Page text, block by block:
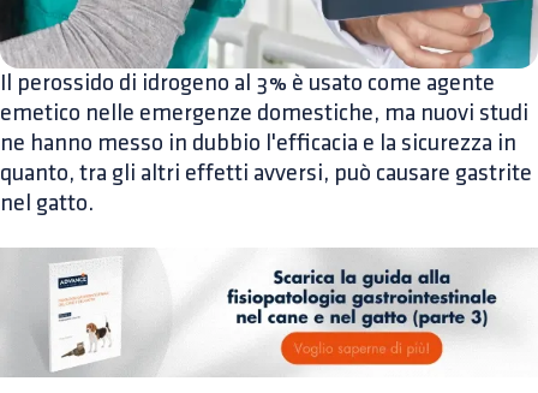
Il perossido di idrogeno al 3% è usato come agente
emetico nelle emergenze domestiche, ma nuovi studi
ne hanno messo in dubbio l'efficacia e la sicurezza in
quanto, tra gli altri effetti avversi, può causare gastrite
nel gatto.